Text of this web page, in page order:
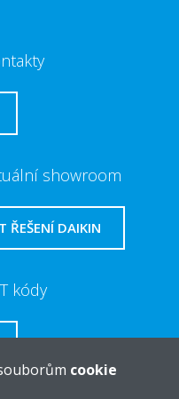
showroom
ŘEŠENÍ DAIKIN
kódy
cookie